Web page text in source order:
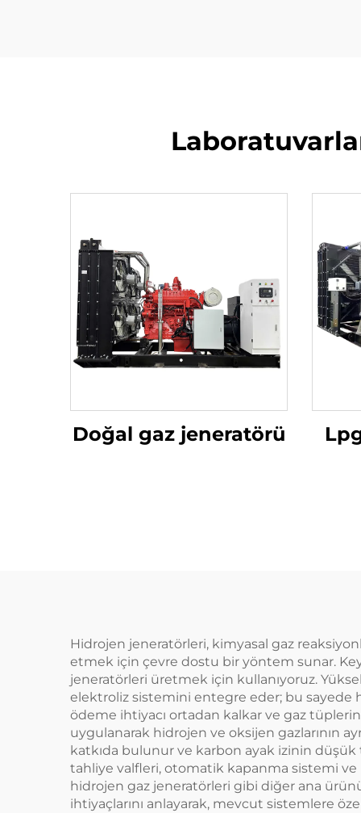
Doğal gaz jeneratörü
Hidrojen jeneratörleri, kimyasal gaz
etmek için çevre dostu bir yöntem sunar.
jeneratörleri üretmek için kullanıyoruz.
elektroliz sistemini entegre eder; bu sayede
ödeme ihtiyacı ortadan kalkar ve gaz
uygulanarak hidrojen ve oksijen gazlarının
katkıda bulunur ve karbon ayak izinin düşük
tahliye valfleri, otomatik kapanma sistemi ve
hidrojen gaz jeneratörleri gibi diğer ana
ihtiyaçlarını anlayarak, mevcut sistemlere